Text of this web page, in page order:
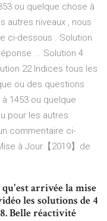
ou quelque chose à
autres niveaux , nous
ci-dessous . Solution
... Solution 4
22 Indices tous les
ou des questions
1453 ou quelque
pour les autres
commentaire ci-
à Jour【2019】de
qu'est arrivée la mise
les solutions de 4
Belle réactivité